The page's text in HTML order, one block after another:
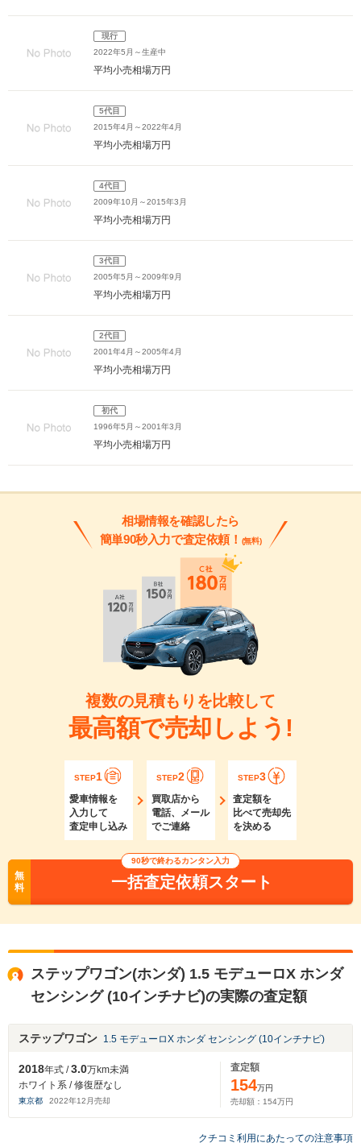
現行
2022年5月～生産中
平均小売相場万円
5代目
2015年4月～2022年4月
平均小売相場万円
4代目
2009年10月～2015年3月
平均小売相場万円
3代目
2005年5月～2009年9月
平均小売相場万円
2代目
2001年4月～2005年4月
平均小売相場万円
初代
1996年5月～2001年3月
平均小売相場万円
相場情報を確認したら
簡単90秒入力で査定依頼！ (無料)
複数の見積もりを比較して
最高額で売却しよう!
STEP1
愛車情報を
入力して
査定申し込み
STEP2
買取店から
電話、メール
でご連絡
STEP3
査定額を
比べて売却先
を決める
無
料
90秒で終わるカンタン入力
一括査定依頼スタート
ステップワゴン(ホンダ) 1.5 モデューロX ホンダ
センシング (10インチナビ)の実際の査定額
ステップワゴン 1.5 モデューロX ホンダ センシング (10インチナビ)
2018年式 /3.0万km未満
ホワイト系 / 修復歴なし
東京都 2022年12 月売却
査定額
154万円
売却額： 154万円
クチコミ利用にあたっての注意事項